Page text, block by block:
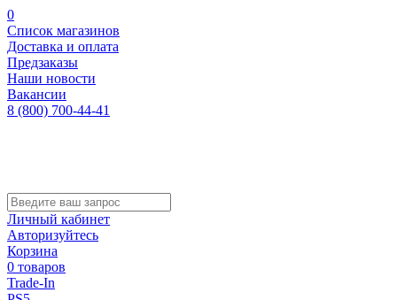
0
Список магазинов
Доставка и оплата
Предзаказы
Наши новости
Вакансии
8 (800) 700-44-41
Личный кабинет
Авторизуйтесь
Корзина
0 товаров
Trade-In